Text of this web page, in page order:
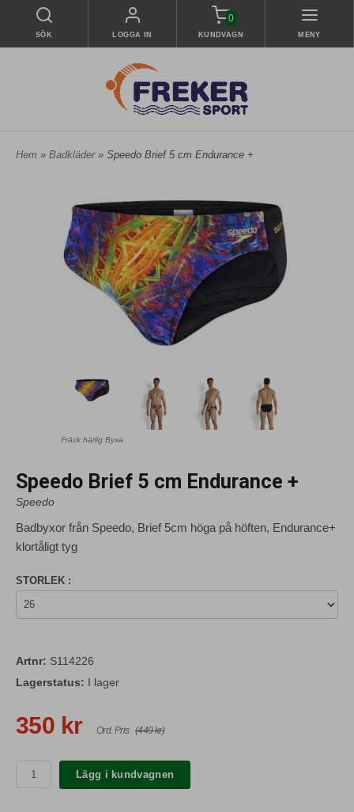
SÖK LOGGA IN
0
KUNDVAGN MENY
Hem » Badkläder » Speedo Brief 5 cm Endurance +
Fräck härlig Byxa
Speedo Brief 5 cm Endurance +
Speedo
Badbyxor från Speedo, Brief 5cm höga på höften, Endurance+
klortåligt tyg
STORLEK :
Artnr: S114226
Lagerstatus: I lager
350 kr Ord. Pris (449 kr)
Lägg i kundvagnen